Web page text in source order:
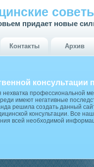
придает новые
Контакты Архив
консультации
нехватка профессиональной
имеют негативные
решила создать данный
консультации. Все
всей необходимой